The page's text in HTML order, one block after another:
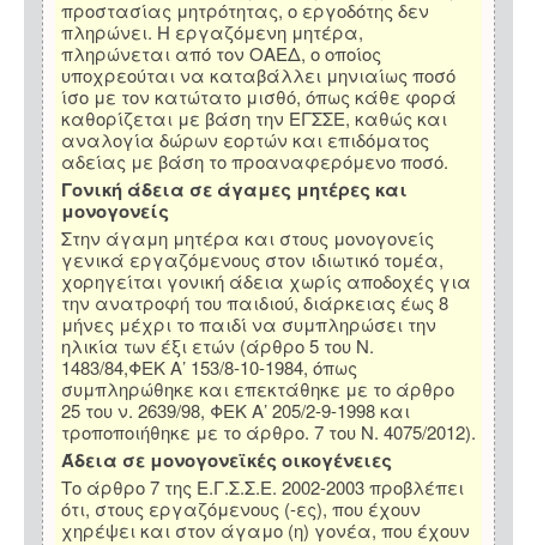
προστασίας μητρότητας, ο εργοδότης δεν
πληρώνει. Η εργαζόμενη μητέρα,
πληρώνεται από τον ΟΑΕΔ, ο οποίος
υποχρεούται να καταβάλλει μηνιαίως ποσό
ίσο με τον κατώτατο μισθό, όπως κάθε φορά
καθορίζεται με βάση την ΕΓΣΣΕ, καθώς και
αναλογία δώρων εορτών και επιδόματος
αδείας με βάση το προαναφερόμενο ποσό.
Γονική άδεια σε άγαμες μητέρες και
μονογονείς
Στην άγαμη μητέρα και στους μονογονείς
γενικά εργαζόμενους στον ιδιωτικό τομέα,
χορηγείται γονική άδεια χωρίς αποδοχές για
την ανατροφή του παιδιού, διάρκειας έως 8
μήνες μέχρι το παιδί να συμπληρώσει την
ηλικία των έξι ετών (άρθρο 5 του Ν.
1483/84,ΦΕΚ Α’ 153/8-10-1984, όπως
συμπληρώθηκε και επεκτάθηκε με το άρθρο
25 του ν. 2639/98, ΦΕΚ Α’ 205/2-9-1998 και
τροποποιήθηκε με το άρθρο. 7 του Ν. 4075/2012).
Άδεια σε μονογονεϊκές οικογένειες
Το άρθρο 7 της Ε.Γ.Σ.Σ.Ε. 2002-2003 προβλέπει
ότι, στους εργαζόμενους (-ες), που έχουν
χηρέψει και στον άγαμο (η) γονέα, που έχουν